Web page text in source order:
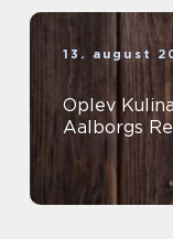
13. august
Oplev
Aalborgs